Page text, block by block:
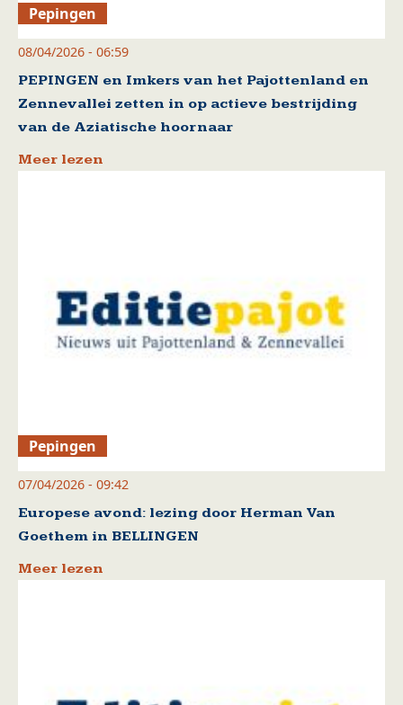
Pepingen
08/04/2026 - 06:59
PEPINGEN en Imkers van het Pajottenland en
Zennevallei zetten in op actieve bestrijding
van de Aziatische hoornaar
Meer lezen
Pepingen
07/04/2026 - 09:42
Europese avond: lezing door Herman Van
Goethem in BELLINGEN
Meer lezen